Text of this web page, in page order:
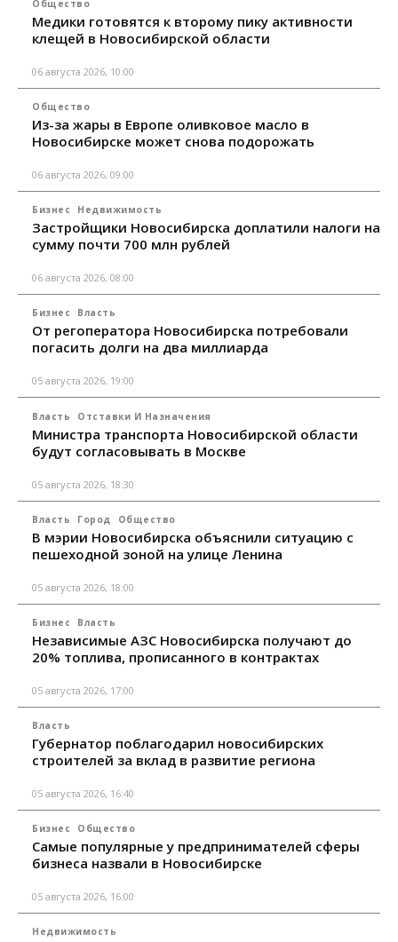
Общество
Медики готовятся к второму пику активности
клещей в Новосибирской области
06 августа 2026, 10:00
Общество
Из-за жары в Европе оливковое масло в
Новосибирске может снова подорожать
06 августа 2026, 09:00
Бизнес Недвижимость
Застройщики Новосибирска доплатили налоги на
сумму почти 700 млн рублей
06 августа 2026, 08:00
Бизнес Власть
От регоператора Новосибирска потребовали
погасить долги на два миллиарда
05 августа 2026, 19:00
Власть Отставки И Назначения
Министра транспорта Новосибирской области
будут согласовывать в Москве
05 августа 2026, 18:30
Власть Город Общество
В мэрии Новосибирска объяснили ситуацию с
пешеходной зоной на улице Ленина
05 августа 2026, 18:00
Бизнес Власть
Независимые АЗС Новосибирска получают до
20% топлива, прописанного в контрактах
05 августа 2026, 17:00
Власть
Губернатор поблагодарил новосибирских
строителей за вклад в развитие региона
05 августа 2026, 16:40
Бизнес Общество
Самые популярные у предпринимателей сферы
бизнеса назвали в Новосибирске
05 августа 2026, 16:00
Недвижимость